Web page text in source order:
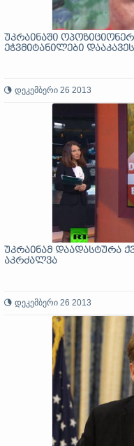
უკრაინაში
ეჭვმიტანილები დააკავეს
დეკემბერი 26 2013
უკრაინამ დაადასტურა
აკრძალვა
დეკემბერი 26 2013